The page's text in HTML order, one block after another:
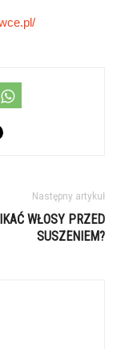
Następny artykuł
WŁOSY PRZED
SUSZENIEM?